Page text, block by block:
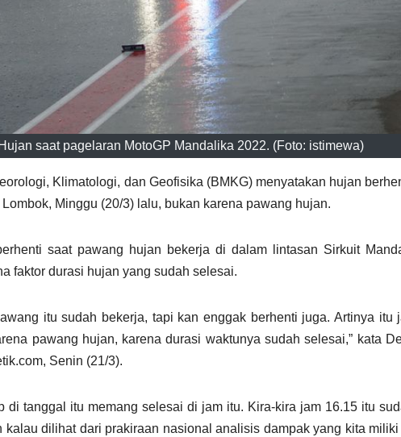
Hujan saat pagelaran MotoGP Mandalika 2022. (Foto: istimewa)
Klimatologi, dan Geofisika (BMKG) menyatakan hujan
Minggu (20/3) lalu, bukan karena pawang hujan.
saat pawang hujan bekerja di dalam lintasan Sirkuit
faktor durasi hujan yang sudah selesai.
itu sudah bekerja, tapi kan enggak berhenti juga. Artinya itu
pawang hujan, karena durasi waktunya sudah selesai,” kata
Senin (21/3).
di tanggal itu memang selesai di jam itu. Kira-kira jam 16.15 itu
dilihat dari prakiraan nasional analisis dampak yang kita miliki